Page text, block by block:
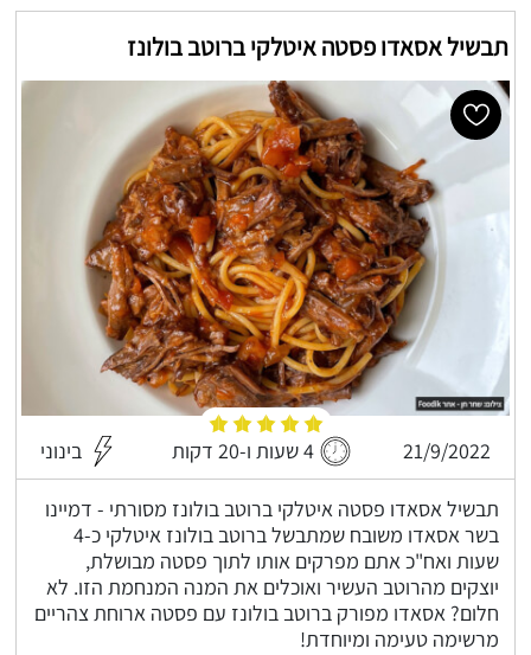
תבשיל אסאדו פסטה איטלקי ברוטב בולונז
21/9/2022 4 שעות ו-20 דקות בינוני
תבשיל אסאדו פסטה איטלקי ברוטב בולונז מסורתי - דמיינו
בשר אסאדו משובח שמתבשל ברוטב בולונז איטלקי כ-4
שעות ואח"כ אתם מפרקים אותו לתוך פסטה מבושלת,
יוצקים מהרוטב העשיר ואוכלים את המנה המנחמת הזו. לא
חלום? אסאדו מפורק ברוטב בולונז עם פסטה ארוחת צהריים
מרשימה טעימה ומיוחדת!